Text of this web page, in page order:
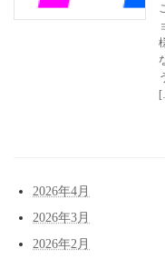
2026年4月
2026年3月
2026年2月